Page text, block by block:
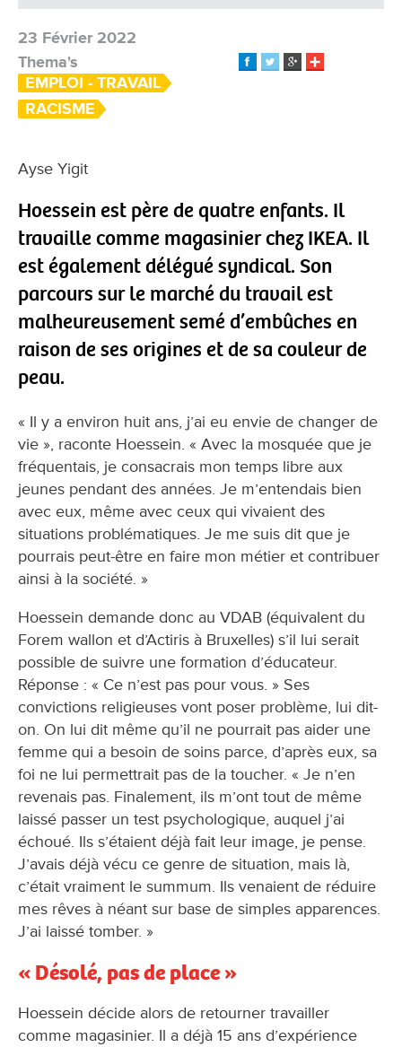
23 Février 2022
Thema's
EMPLOI - TRAVAIL
RACISME
Ayse Yigit
Hoessein est père de quatre enfants. Il
travaille comme magasinier chez IKEA. Il
est également délégué syndical. Son
parcours sur le marché du travail est
malheureusement semé d’embûches en
raison de ses origines et de sa couleur de
peau.
« Il y a environ huit ans, j’ai eu envie de changer de
vie », raconte Hoessein. « Avec la mosquée que je
fréquentais, je consacrais mon temps libre aux
jeunes pendant des années. Je m’entendais bien
avec eux, même avec ceux qui vivaient des
situations problématiques. Je me suis dit que je
pourrais peut-être en faire mon métier et contribuer
ainsi à la société. »
Hoessein demande donc au VDAB (équivalent du
Forem wallon et d’Actiris à Bruxelles) s’il lui serait
possible de suivre une formation d’éducateur.
Réponse : « Ce n’est pas pour vous. » Ses
convictions religieuses vont poser problème, lui dit-
on. On lui dit même qu’il ne pourrait pas aider une
femme qui a besoin de soins parce, d’après eux, sa
foi ne lui permettrait pas de la toucher. « Je n’en
revenais pas. Finalement, ils m’ont tout de même
laissé passer un test psychologique, auquel j’ai
échoué. Ils s’étaient déjà fait leur image, je pense.
J’avais déjà vécu ce genre de situation, mais là,
c’était vraiment le summum. Ils venaient de réduire
mes rêves à néant sur base de simples apparences.
J’ai laissé tomber. »
« Désolé, pas de place »
Hoessein décide alors de retourner travailler
comme magasinier. Il a déjà 15 ans d’expérience